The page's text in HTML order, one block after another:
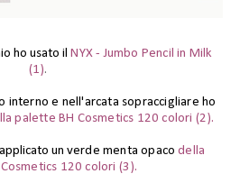
ho usato il NYX - Jumbo Pencil in Milk
(1).
interno e nell'arcata sopraccigliare ho
palette BH Cosmetics 120 colori (2).
un verde menta opaco della
120 colori (3).